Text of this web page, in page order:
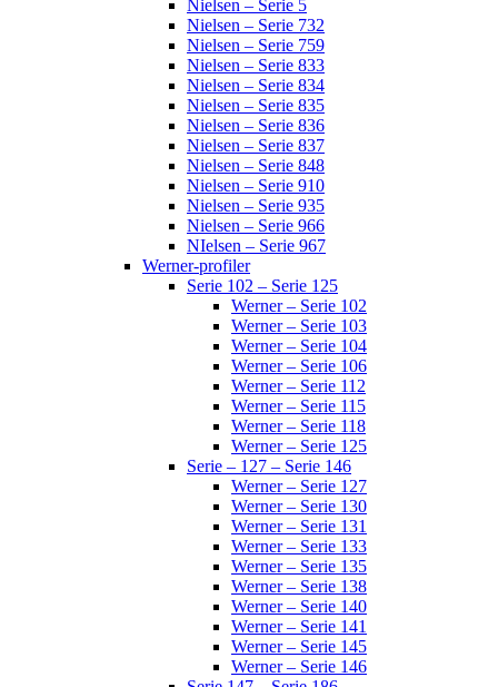
Nielsen – Serie 5
Nielsen – Serie 732
Nielsen – Serie 759
Nielsen – Serie 833
Nielsen – Serie 834
Nielsen – Serie 835
Nielsen – Serie 836
Nielsen – Serie 837
Nielsen – Serie 848
Nielsen – Serie 910
Nielsen – Serie 935
Nielsen – Serie 966
NIelsen – Serie 967
Werner-profiler
Serie 102 – Serie 125
Werner – Serie 102
Werner – Serie 103
Werner – Serie 104
Werner – Serie 106
Werner – Serie 112
Werner – Serie 115
Werner – Serie 118
Werner – Serie 125
Serie – 127 – Serie 146
Werner – Serie 127
Werner – Serie 130
Werner – Serie 131
Werner – Serie 133
Werner – Serie 135
Werner – Serie 138
Werner – Serie 140
Werner – Serie 141
Werner – Serie 145
Werner – Serie 146